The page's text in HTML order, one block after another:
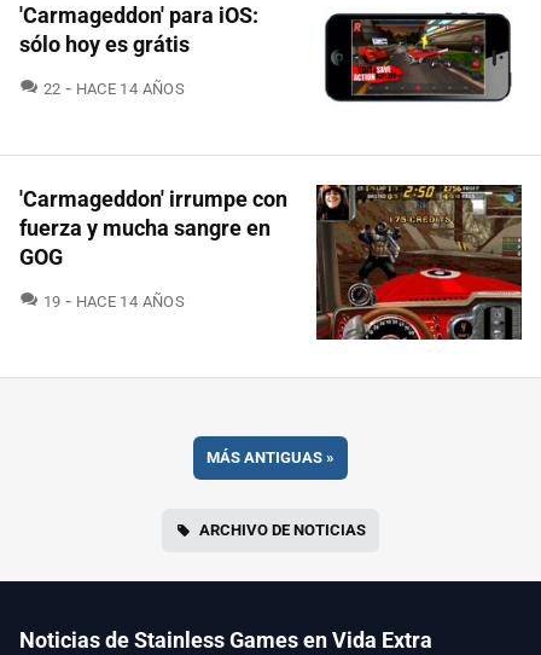
'Carmageddon' para iOS:
sólo hoy es grátis
22 COMENTARIOS
HACE 14 AÑOS
'Carmageddon' irrumpe con
fuerza y mucha sangre en
GOG
19 COMENTARIOS
HACE 14 AÑOS
MÁS ANTIGUAS »
ARCHIVO DE NOTICIAS
Noticias de Stainless Games en Vida Extra